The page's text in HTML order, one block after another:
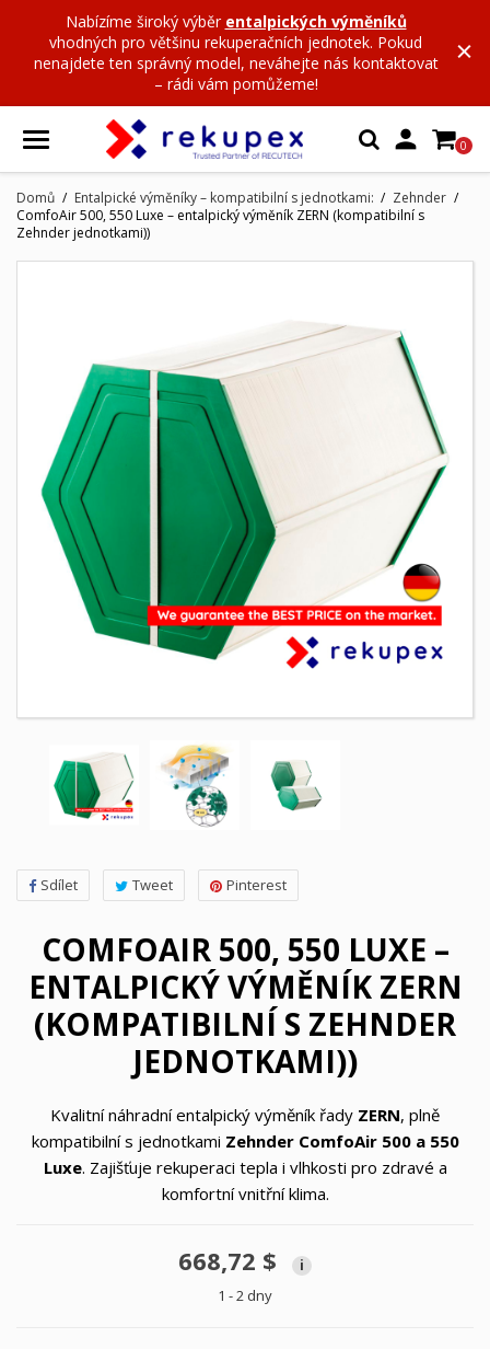
Nabízíme široký výběr entalpických výměníků
vhodných pro většinu rekuperačních jednotek. Pokud
nenajdete ten správný model, neváhejte nás kontaktovat
– rádi vám pomůžeme!
 0
Domů Entalpické výměníky – kompatibilní s jednotkami:
Zehnder
ComfoAir 500, 550 Luxe – entalpický výměník ZERN (kompatibilní s
Zehnder jednotkami))
Sdílet Tweet Pinterest
COMFOAIR 500, 550 LUXE –
ENTALPICKÝ VÝMĚNÍK ZERN
(KOMPATIBILNÍ S ZEHNDER
JEDNOTKAMI))
Kvalitní náhradní entalpický výměník řady ZERN, plně
kompatibilní s jednotkami Zehnder ComfoAir 500 a 550
Luxe. Zajišťuje rekuperaci tepla i vlhkosti pro zdravé a
komfortní vnitřní klima.
668,72 $ i
1 - 2 dny